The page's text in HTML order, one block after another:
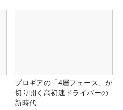
プロギアの「4層フェース」が
切り開く高初速ドライバーの
新時代